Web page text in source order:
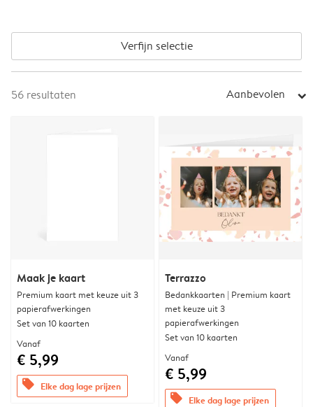
Verfijn selectie
56 resultaten Aanbevolen arrow_right
Maak je kaart
Premium kaart met keuze uit 3
papierafwerkingen
Set van 10 kaarten
Vanaf
€ 5,99
offers Elke dag lage prijzen
Terrazzo
Bedankkaarten | Premium kaart
met keuze uit 3
papierafwerkingen
Set van 10 kaarten
Vanaf
€ 5,99
offers Elke dag lage prijzen